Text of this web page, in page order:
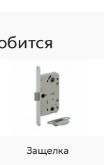
Защелка